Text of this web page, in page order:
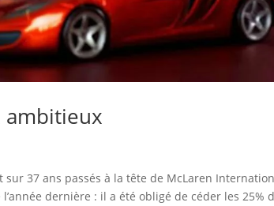
ambitieux
37 ans passés à la tête de McLaren
dernière : il a été obligé de céder les 25%